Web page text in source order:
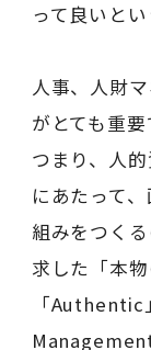
って良いとい
人事、人財
がとても重
つまり、人
にあたって
組みをつく
求した「本
「